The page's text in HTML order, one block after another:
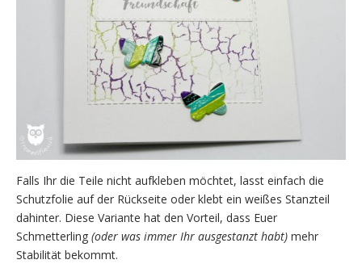
Falls Ihr die Teile nicht aufkleben möchtet, lasst einfach die
Schutzfolie auf der Rückseite oder klebt ein weißes Stanzteil
dahinter. Diese Variante hat den Vorteil, dass Euer
Schmetterling (oder was immer Ihr ausgestanzt habt) mehr
Stabilität bekommt.